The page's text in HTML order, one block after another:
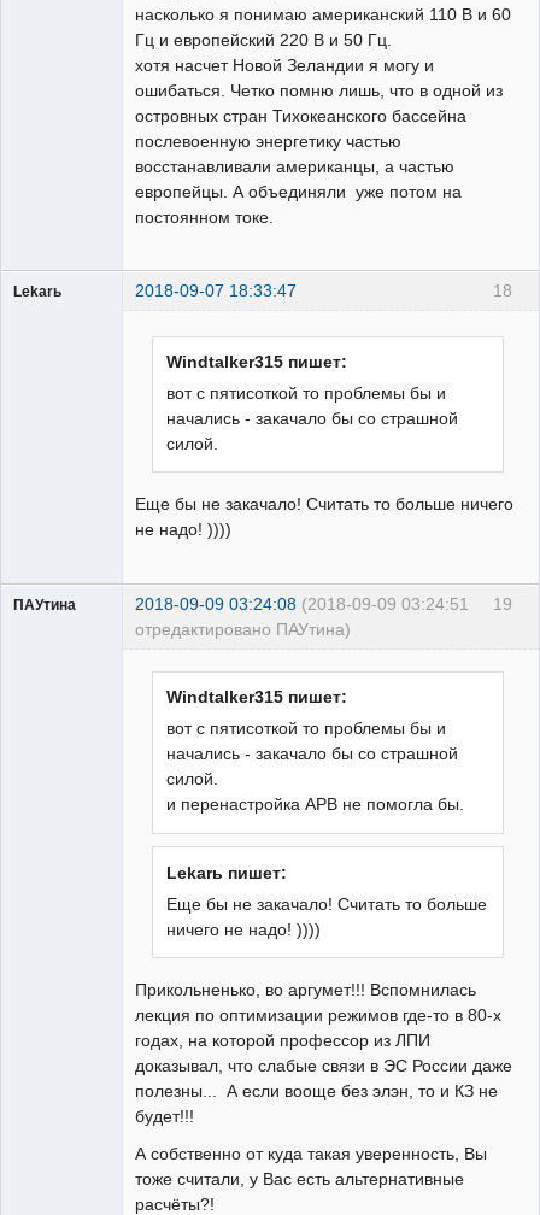
насколько я понимаю американский 110 В и 60
Гц и европейский 220 В и 50 Гц.
хотя насчет Новой Зеландии я могу и
ошибаться. Четко помню лишь, что в одной из
островных стран Тихокеанского бассейна
послевоенную энергетику частью
восстанавливали американцы, а частью
европейцы. А объединяли уже потом на
постоянном токе.
18
Lekarь 2018-09-07 18:33:47
Windtalker315 пишет:
вот с пятисоткой то проблемы бы и
начались - закачало бы со страшной
силой.
Еще бы не закачало! Считать то больше ничего
не надо! ))))
19
ПАУтина 2018-09-09 03:24:08 (2018-09-09 03:24:51
отредактировано ПАУтина)
Windtalker315 пишет:
вот с пятисоткой то проблемы бы и
начались - закачало бы со страшной
силой.
и перенастройка АРВ не помогла бы.
Lekarь пишет:
Еще бы не закачало! Считать то больше
ничего не надо! ))))
Прикольненько, во аргумет!!! Вспомнилась
лекция по оптимизации режимов где-то в 80-х
годах, на которой профессор из ЛПИ
доказывал, что слабые связи в ЭС России даже
полезны... А если вооще без элэн, то и КЗ не
будет!!!
А собственно от куда такая уверенность, Вы
тоже считали, у Вас есть альтернативные
расчёты?!